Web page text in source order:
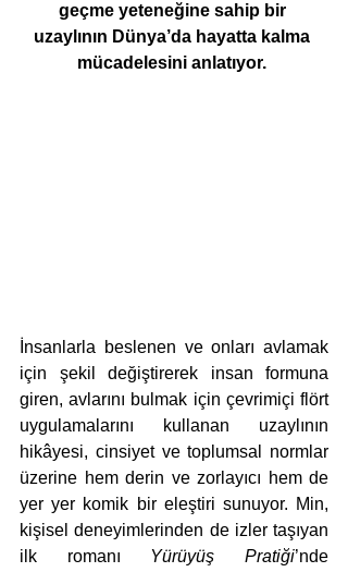
geçme yeteneğine sahip bir
uzaylının Dünya’da hayatta kalma
mücadelesini anlatıyor.
İnsanlarla beslenen ve onları avlamak
için şekil değiştirerek insan formuna
giren, avlarını bulmak için çevrimiçi flört
uygulamalarını kullanan uzaylının
hikâyesi, cinsiyet ve toplumsal normlar
üzerine hem derin ve zorlayıcı hem de
yer yer komik bir eleştiri sunuyor. Min,
kişisel deneyimlerinden de izler taşıyan
ilk romanı Yürüyüş Pratiği’nde